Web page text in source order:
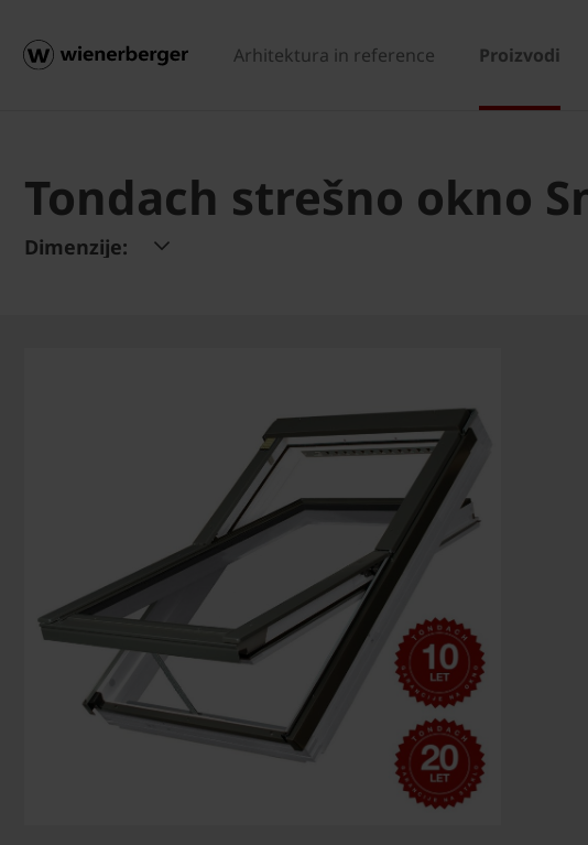
Arhitektura in reference Proizvodi
Tondach strešno okno
Dimenzije: